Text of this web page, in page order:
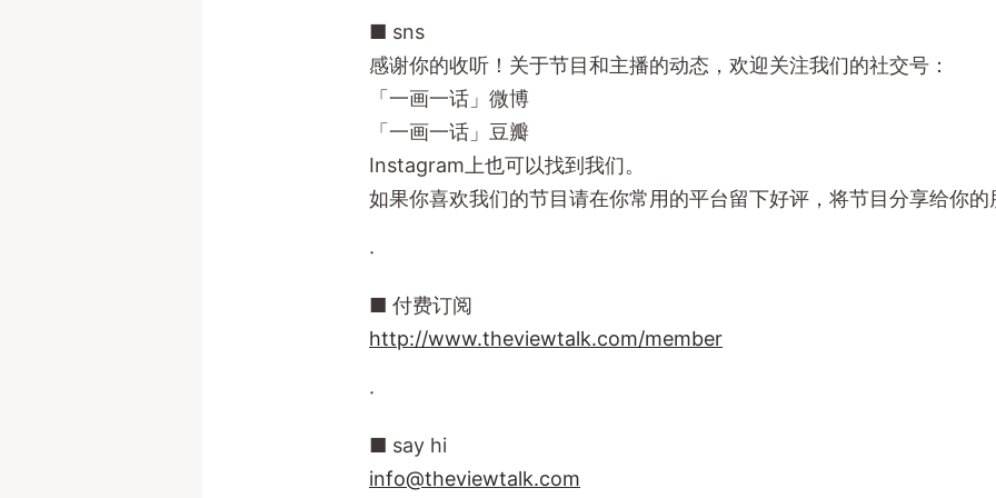
■ sns
感谢你的收听！关于节目和主播的动态，欢迎关注我们的社交号：
「一画一话」微博
「一画一话」豆瓣
Instagram上也可以找到我们。
如果你喜欢我们的节目请在你常用的平台留下好评，将节目分享给你的
·
■ 付费订阅
http://www.theviewtalk.com/member
·
■ say hi
info@theviewtalk.com